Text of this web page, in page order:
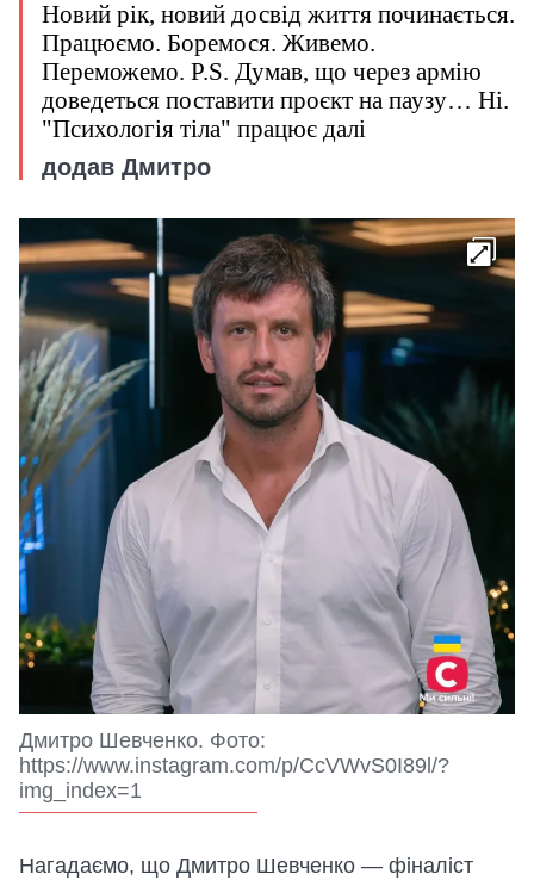
Новий рік, новий досвід життя починається.
Працюємо. Боремося. Живемо.
Переможемо. P.S. Думав, що через армію
доведеться поставити проєкт на паузу… Ні.
"Психологія тіла" працює далі
додав Дмитро
Дмитро Шевченко. Фото:
https://www.instagram.com/p/CcVWvS0I89l/?
img_index=1
Нагадаємо, що Дмитро Шевченко — фіналіст